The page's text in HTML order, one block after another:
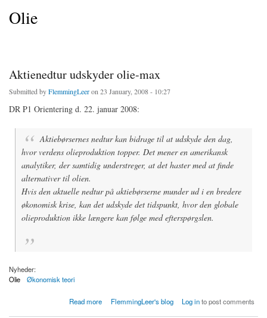
Olie
Aktienedtur udskyder olie-max
Submitted byFlemmingLeeron 23 January, 2008 - 10:27
DR P1 Orientering d. 22. januar 2008:
Aktiebørsernes nedtur kan bidrage til at udskyde den dag,
hvor verdens olieproduktion topper. Det mener en amerikansk
analytiker, der samtidig understreger, at det haster med at finde
alternativer til olien.
Hvis den aktuelle nedtur på aktiebørserne munder ud i en bredere
økonomisk krise, kan det udskyde det tidspunkt, hvor den globale
olieproduktion ikke længere kan følge med efterspørgslen.
Nyheder:
Olie
Økonomisk teori
Read more
about Aktienedtur udskyder olie-max FlemmingLeer's blog Log into post comments